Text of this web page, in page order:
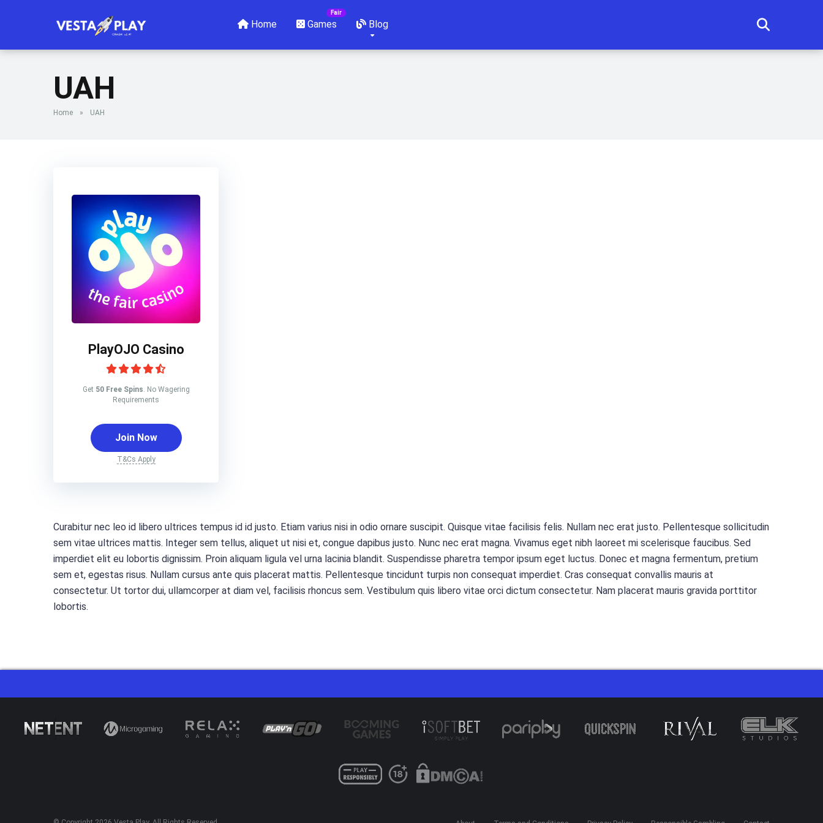
Home Games Blog
UAH
Home » UAH
PlayOJO Casino
Get 50 Free Spins. No Wagering
Requirements
Join Now
T&Cs Apply
Curabitur nec leo id libero ultrices tempus id id justo. Etiam varius nisi in odio ornare suscipit. Quisque vitae facilisis felis. Nullam nec erat justo. Pellentesque sollicitudin
sem vitae ultrices mattis. Integer sem tellus, aliquet ut nisi et, congue dapibus justo. Nunc nec erat magna. Vivamus eget nibh laoreet mi scelerisque faucibus. Sed
imperdiet elit eu lobortis dignissim. Proin aliquam ligula vel urna lacinia blandit. Suspendisse pharetra tempor ipsum eget luctus. Donec et magna fermentum, pretium
sem et, egestas risus. Nullam cursus ante quis placerat mattis. Pellentesque tincidunt turpis non consequat imperdiet. Cras consequat convallis mauris at
consectetur. Ut tortor dui, ullamcorper at diam vel, facilisis rhoncus sem. Vestibulum quis libero vitae orci dictum consectetur. Nam placerat mauris gravida porttitor
lobortis.